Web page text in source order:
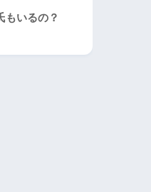
もいるの？